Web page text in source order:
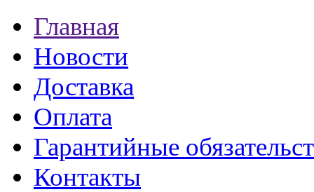
Главная
Новости
Доставка
Оплата
Гарантийные
Контакты